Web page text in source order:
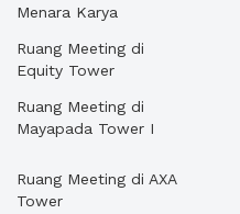
Menara Karya
Ruang Meeting di
Equity Tower
Ruang Meeting di
Mayapada Tower I
Ruang Meeting di AXA
Tower